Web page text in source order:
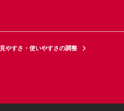
見やすさ・使いやすさの調整